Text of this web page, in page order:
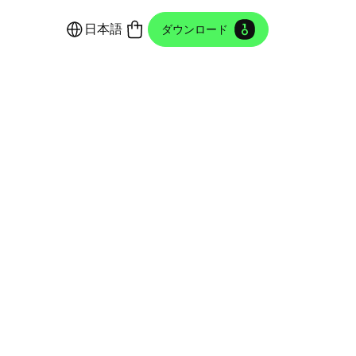
日本語 ダウンロード